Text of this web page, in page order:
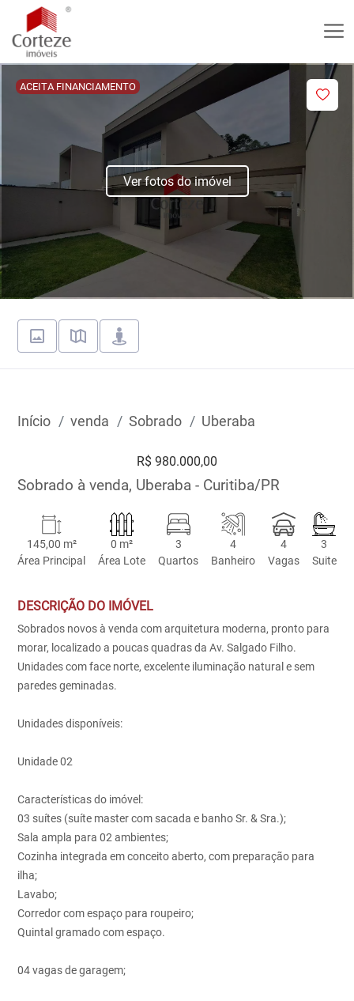
ACEITA FINANCIAMENTO
Ver fotos do imóvel
Início venda Sobrado Uberaba
R$ 980.000,00
Sobrado à venda, Uberaba - Curitiba/PR
145,00 m²
Área Principal
0 m²
Área Lote
3
Quartos
4
Banheiro
4
Vagas
3
Suite
DESCRIÇÃO DO IMÓVEL
Sobrados novos à venda com arquitetura moderna, pronto para
morar, localizado a poucas quadras da Av. Salgado Filho.
Unidades com face norte, excelente iluminação natural e sem
paredes geminadas.
Unidades disponíveis:
Unidade 02
Características do imóvel:
03 suítes (suíte master com sacada e banho Sr. & Sra.);
Sala ampla para 02 ambientes;
Cozinha integrada em conceito aberto, com preparação para
ilha;
Lavabo;
Corredor com espaço para roupeiro;
Quintal gramado com espaço.
04 vagas de garagem;